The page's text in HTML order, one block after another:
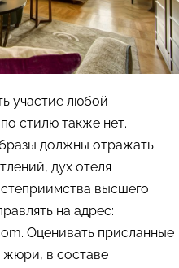
участие любой
стилю также нет.
должны отражать
дух отеля
высшего
на адрес:
Оценивать присланные
жюри, в составе